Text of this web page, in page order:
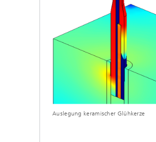
Intelligente Materialien und Systeme
Mikroelektronik-Materialien und
Nanoanalytik
Prüf- und Analysesysteme
Zustandsüberwachung und
Prüfdienstleistungen
Korrelative Mikroskopie und
Sintern und Charakterisierung
Security Innovation Day
Auslegung keramischer Glühkerze